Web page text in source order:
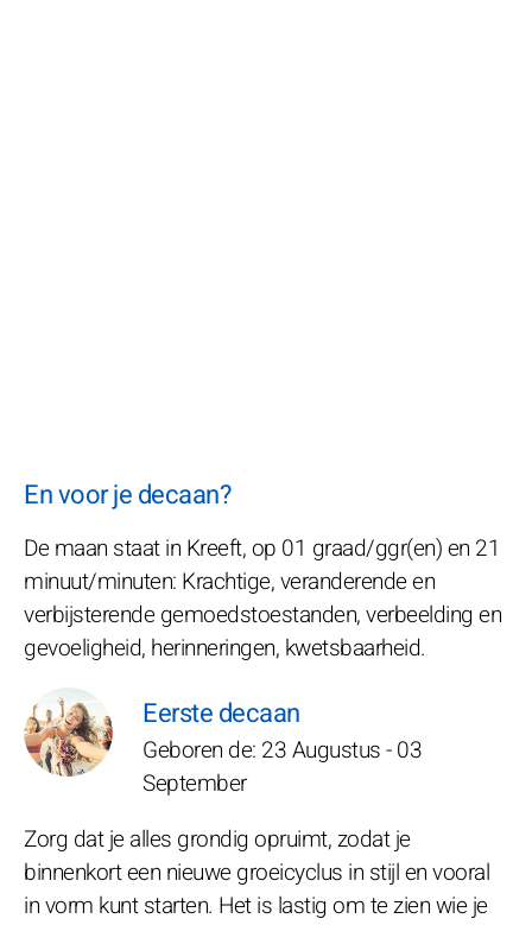
En voor je decaan?
De maan staat in Kreeft, op 01 graad/ggr(en) en 21
minuut/minuten: Krachtige, veranderende en
verbijsterende gemoedstoestanden, verbeelding en
gevoeligheid, herinneringen, kwetsbaarheid.
Eerste decaan
Geboren de: 23 Augustus - 03
September
Zorg dat je alles grondig opruimt, zodat je
binnenkort een nieuwe groeicyclus in stijl en vooral
in vorm kunt starten. Het is lastig om te zien wie je